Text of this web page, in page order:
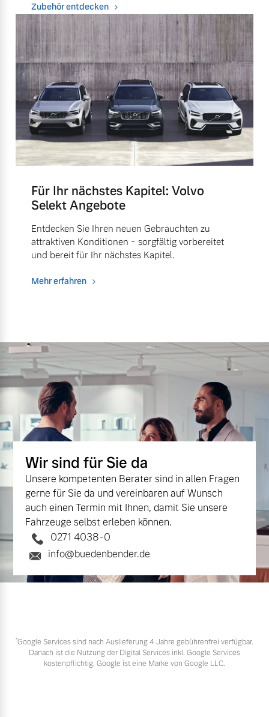
Zubehör entdecken
Für Ihr nächstes Kapitel: Volvo
Selekt Angebote
Entdecken Sie Ihren neuen Gebrauchten zu
attraktiven Konditionen - sorgfältig vorbereitet
und bereit für Ihr nächstes Kapitel.
Mehr erfahren
Wir sind für Sie da
Unsere kompetenten Berater sind in allen Fragen
gerne für Sie da und vereinbaren auf Wunsch
auch einen Termin mit Ihnen, damit Sie unsere
Fahrzeuge selbst erleben können.
0271 4038-0
info@buedenbender.de
*Google Services sind nach Auslieferung 4 Jahre gebührenfrei verfügbar.
Danach ist die Nutzung der Digital Services inkl. Google Services
kostenpflichtig. Google ist eine Marke von Google LLC.